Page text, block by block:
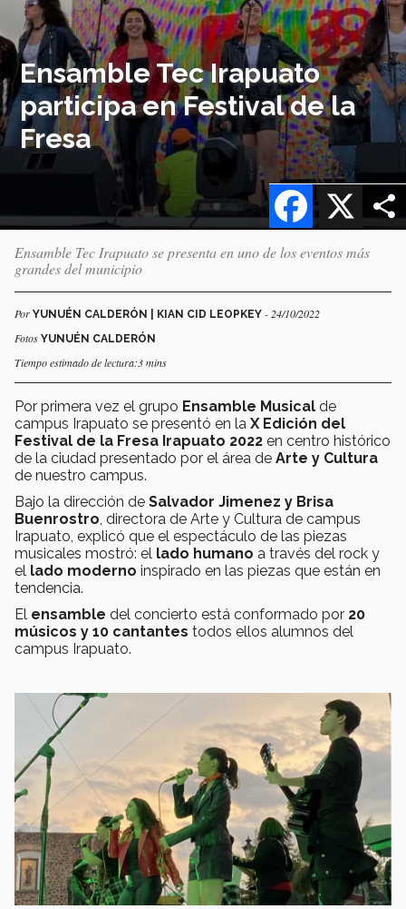
Ensamble Tec Irapuato
participa en Festival de la
Fresa
X
Facebook
Ensamble Tec Irapuato se presenta en uno de los eventos más
grandes del municipio
Por YUNUÉN CALDERÓN | KIAN CID LEOPKEY - 24/10/2022
Fotos YUNUÉN CALDERÓN
Tiempo estimado de lectura:3 mins
Por primera vez el grupo Ensamble Musical de
campus Irapuato se presentó en la X Edición del
Festival de la Fresa Irapuato 2022 en centro histórico
de la ciudad presentado por el área de Arte y Cultura
de nuestro campus.
Bajo la dirección de Salvador Jimenez y Brisa
Buenrostro , directora de Arte y Cultura de campus
Irapuato, explicó que el espectáculo de las piezas
musicales mostró: el lado humano a través del rock y
el lado moderno inspirado en las piezas que están en
tendencia.
El ensamble del concierto está conformado por 20
músicos y 10 cantantes todos ellos alumnos del
campus Irapuato.